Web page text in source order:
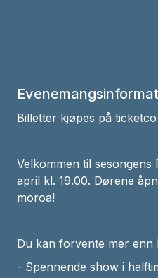
Billetter kjøpes på ticketco
Velkommen til sesongens
april kl. 19.00. Dørene
moroa!
Du kan forvente mer enn
- Spennende show i